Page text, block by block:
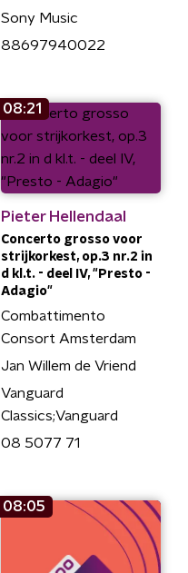
Sony Music
88697940022
08:21
Pieter Hellendaal
Concerto grosso voor
strijkorkest, op.3 nr.2 in
d kl.t. - deel IV, "Presto -
Adagio"
Combattimento
Consort Amsterdam
Jan Willem de Vriend
Vanguard
Classics;Vanguard
08 5077 71
08:05